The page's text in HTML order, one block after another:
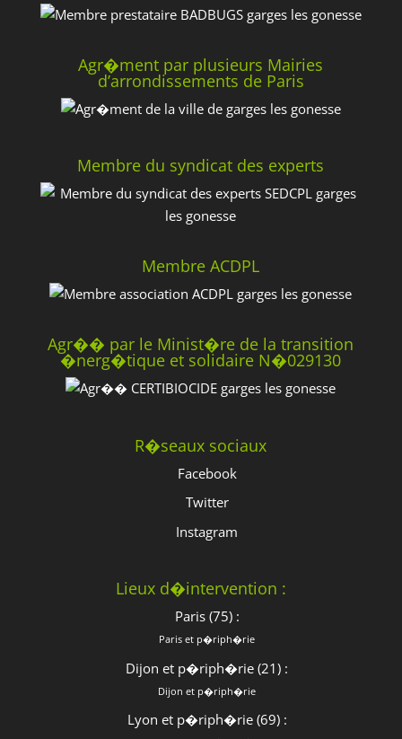
Agr�ment par plusieurs Mairies
d’arrondissements de Paris
Membre du syndicat des experts
Membre ACDPL
Agr�� par le Minist�re de la transition
�nerg�tique et solidaire N�029130
R�seaux sociaux
Facebook
Twitter
Instagram
Lieux d�intervention :
Paris (75) :
Paris et p�riph�rie
Dijon et p�riph�rie (21) :
Dijon et p�riph�rie
Lyon et p�riph�rie (69) :